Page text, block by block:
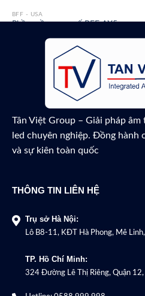
BFF - USA
Call for Price
Tân Việt Group – Giải pháp âm
led chuyên nghiệp. Đồng hành
và sự kiên toàn quốc
THÔNG TIN LIÊN HỆ
Trụ sở Hà Nội:
Lô B8-11, KĐT Hà Phong, Mê
TP. Hồ Chí Minh:
324 Đường Lê Thị Riêng, Quận 12,